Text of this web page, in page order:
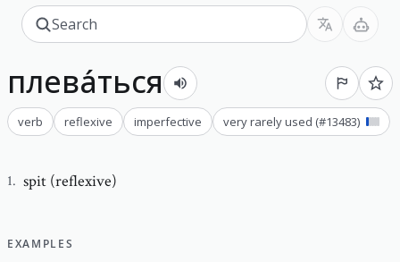
плева́ться
verb reflexive imperfective very rarely used (#13483)
1. spit (reflexive)
EXAMPLES